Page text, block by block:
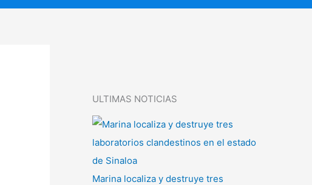
ULTIMAS NOTICIAS
Marina localiza y destruye tres